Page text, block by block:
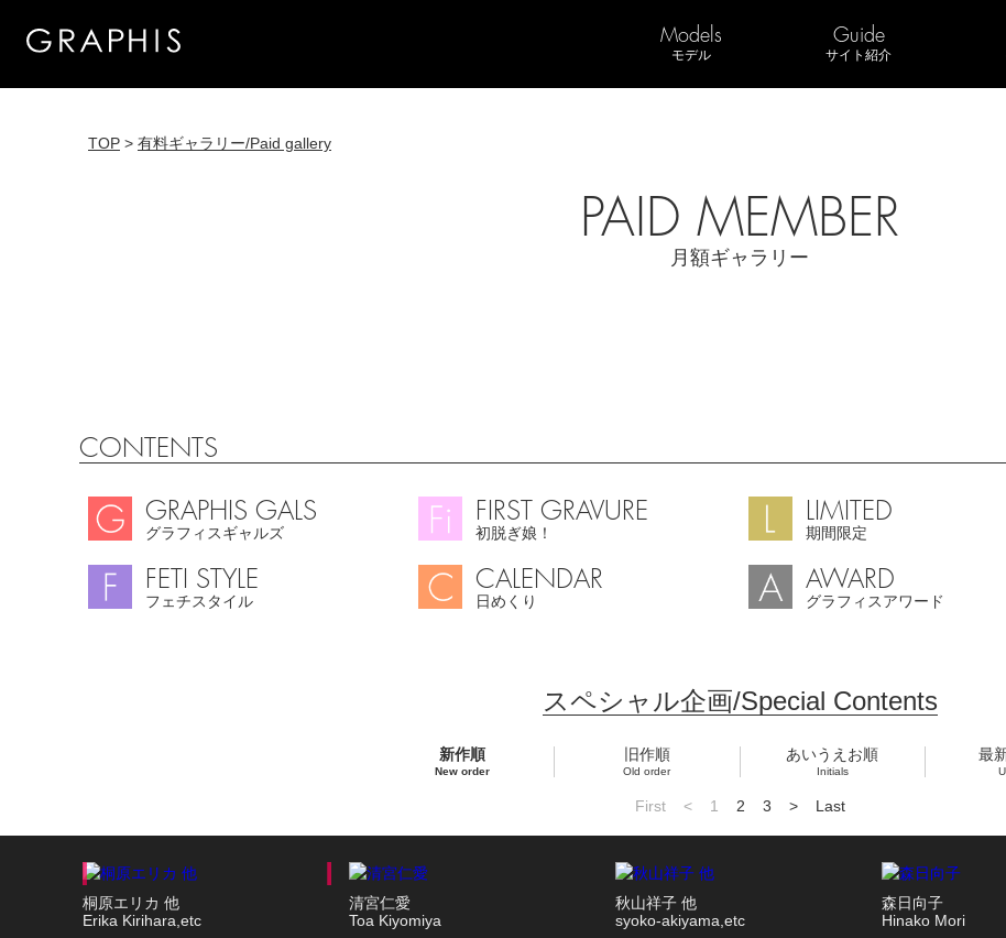
Models
モデル
Guide
サイト紹介
TOP > 有料ギャラリー/Paid gallery
PAID MEMBER
月額ギャラリー
CONTENTS
GRAPHIS GALS
グラフィスギャルズ
FIRST GRAVURE
初脱ぎ娘！
LIMITED
期間限定
FETI STYLE
フェチスタイル
CALENDAR
日めくり
AWARD
グラフィスアワード
スペシャル企画/Special Contents
新作順
New order
旧作順
Old order
あいうえお順
Initials
最
First < 1 2 3 > Last
桐原エリカ 他
Erika Kirihara,etc
清宮仁愛
Toa Kiyomiya
秋山祥子 他
syoko-akiyama,etc
森日向子
Hinako Mori